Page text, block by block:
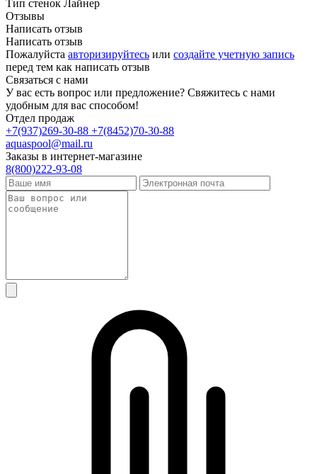
Тип стенок Лайнер
Отзывы
Написать отзыв
Написать отзыв
Пожалуйста авторизируйтесь или создайте учетную запись
перед тем как написать отзыв
Связаться с нами
У вас есть вопрос или предложение? Свяжитесь с нами
удобным для вас способом!
Отдел продаж
+7(937)269-30-88 +7(8452)70-30-88
aquaspool@mail.ru
Заказы в интернет-магазине
8(800)222-93-08